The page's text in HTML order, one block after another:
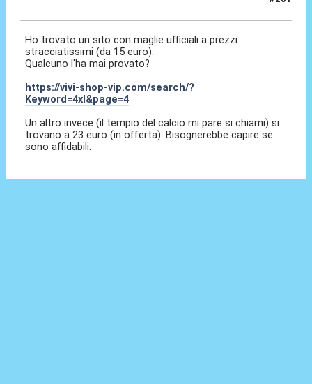
Ho trovato un sito con maglie ufficiali a prezzi
stracciatissimi (da 15 euro).
Qualcuno l'ha mai provato?
https://vivi-shop-vip.com/search/?
Keyword=4xl&page=4
Un altro invece (il tempio del calcio mi pare si chiami) si
trovano a 23 euro (in offerta). Bisognerebbe capire se
sono affidabili.